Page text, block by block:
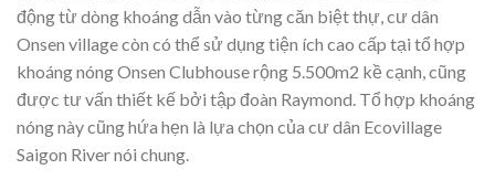
động từ dòng khoáng dẫn vào từng căn biệt thự, cư dân
Onsen village còn có thể sử dụng tiện ích cao cấp tại tổ hợp
khoáng nóng Onsen Clubhouse rộng 5.500m2 kề cạnh, cũng
được tư vấn thiết kế bởi tập đoàn Raymond. Tổ hợp khoáng
nóng này cũng hứa hẹn là lựa chọn của cư dân Ecovillage
Saigon River nói chung.